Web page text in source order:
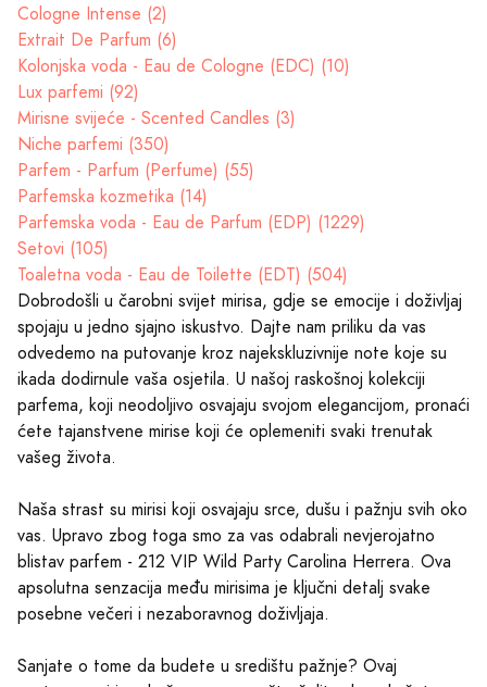
Cologne Intense (2)
Extrait De Parfum (6)
Kolonjska voda - Eau de Cologne (EDC) (10)
Lux parfemi (92)
Mirisne svijeće - Scented Candles (3)
Niche parfemi (350)
Parfem - Parfum (Perfume) (55)
Parfemska kozmetika (14)
Parfemska voda - Eau de Parfum (EDP) (1229)
Setovi (105)
Toaletna voda - Eau de Toilette (EDT) (504)
Dobrodošli u čarobni svijet mirisa, gdje se emocije i doživljaj
spojaju u jedno sjajno iskustvo. Dajte nam priliku da vas
odvedemo na putovanje kroz najekskluzivnije note koje su
ikada dodirnule vaša osjetila. U našoj raskošnoj kolekciji
parfema, koji neodoljivo osvajaju svojom elegancijom, pronaći
ćete tajanstvene mirise koji će oplemeniti svaki trenutak
vašeg života.
Naša strast su mirisi koji osvajaju srce, dušu i pažnju svih oko
vas. Upravo zbog toga smo za vas odabrali nevjerojatno
blistav parfem - 212 VIP Wild Party Carolina Herrera. Ova
apsolutna senzacija među mirisima je ključni detalj svake
posebne večeri i nezaboravnog doživljaja.
Sanjate o tome da budete u središtu pažnje? Ovaj